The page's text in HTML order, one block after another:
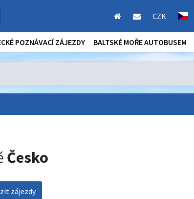
CZK
POZNÁVACÍ ZÁJEZDY BALTSKÉ MOŘE AUTOBUSEM
Česko
zájezdy